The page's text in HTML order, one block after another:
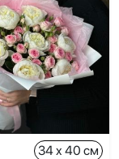
34 x 40 см